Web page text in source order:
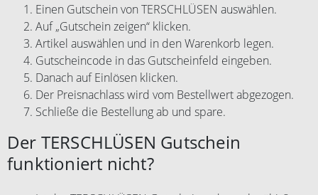
Einen Gutschein von TERSCHLÜSEN auswählen.
Auf „Gutschein zeigen“ klicken.
Artikel auswählen und in den Warenkorb legen.
Gutscheincode in das Gutscheinfeld eingeben.
Danach auf Einlösen klicken.
Der Preisnachlass wird vom Bestellwert abgezogen.
Schließe die Bestellung ab und spare.
Der TERSCHLÜSEN Gutschein
funktioniert nicht?